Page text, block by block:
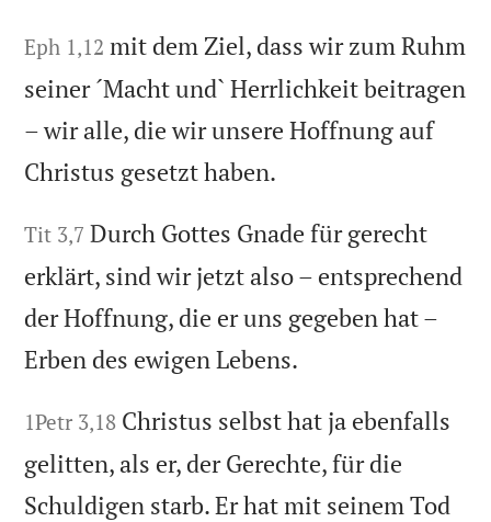
Eph 1,12 mit dem Ziel, dass wir zum Ruhm
seiner ´Macht und` Herrlichkeit beitragen
– wir alle, die wir unsere Hoffnung auf
Christus gesetzt haben.
Tit 3,7 Durch Gottes Gnade für gerecht
erklärt, sind wir jetzt also – entsprechend
der Hoffnung, die er uns gegeben hat –
Erben des ewigen Lebens.
1Petr 3,18 Christus selbst hat ja ebenfalls
gelitten, als er, der Gerechte, für die
Schuldigen starb. Er hat mit seinem Tod